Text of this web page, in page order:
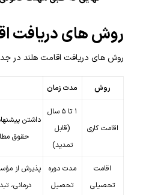
روش های دریافت
روش های دریافت اقامت هلند در
روش مدت زمان
اقامت کاری
۱ تا ۵ سال
(قابل
تمدید)
داشتن
حقوق
اقامت
تحصیلی
مدت دوره
تحصیل
پذیرش از
درمانی،